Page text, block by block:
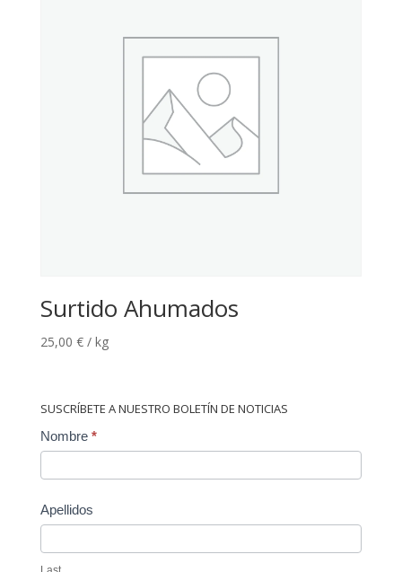
Surtido Ahumados
25,00 € / kg
SUSCRÍBETE A NUESTRO BOLETÍN DE NOTICIAS
Contact
Nombre *
Apellidos